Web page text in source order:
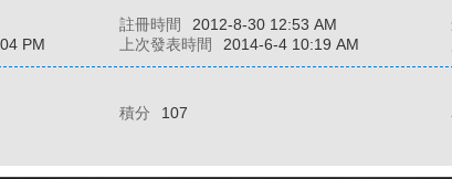
註冊時間 2012-8-30 12:53 AM
PM 上次發表時間 2014-6-4 10:19 AM
積分 107